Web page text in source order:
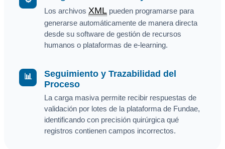
Los archivos XML pueden programarse para
generarse automáticamente de manera directa
desde su software de gestión de recursos
humanos o plataformas de e-learning.
📊
Seguimiento y Trazabilidad del
Proceso
La carga masiva permite recibir respuestas de
validación por lotes de la plataforma de Fundae,
identificando con precisión quirúrgica qué
registros contienen campos incorrectos.